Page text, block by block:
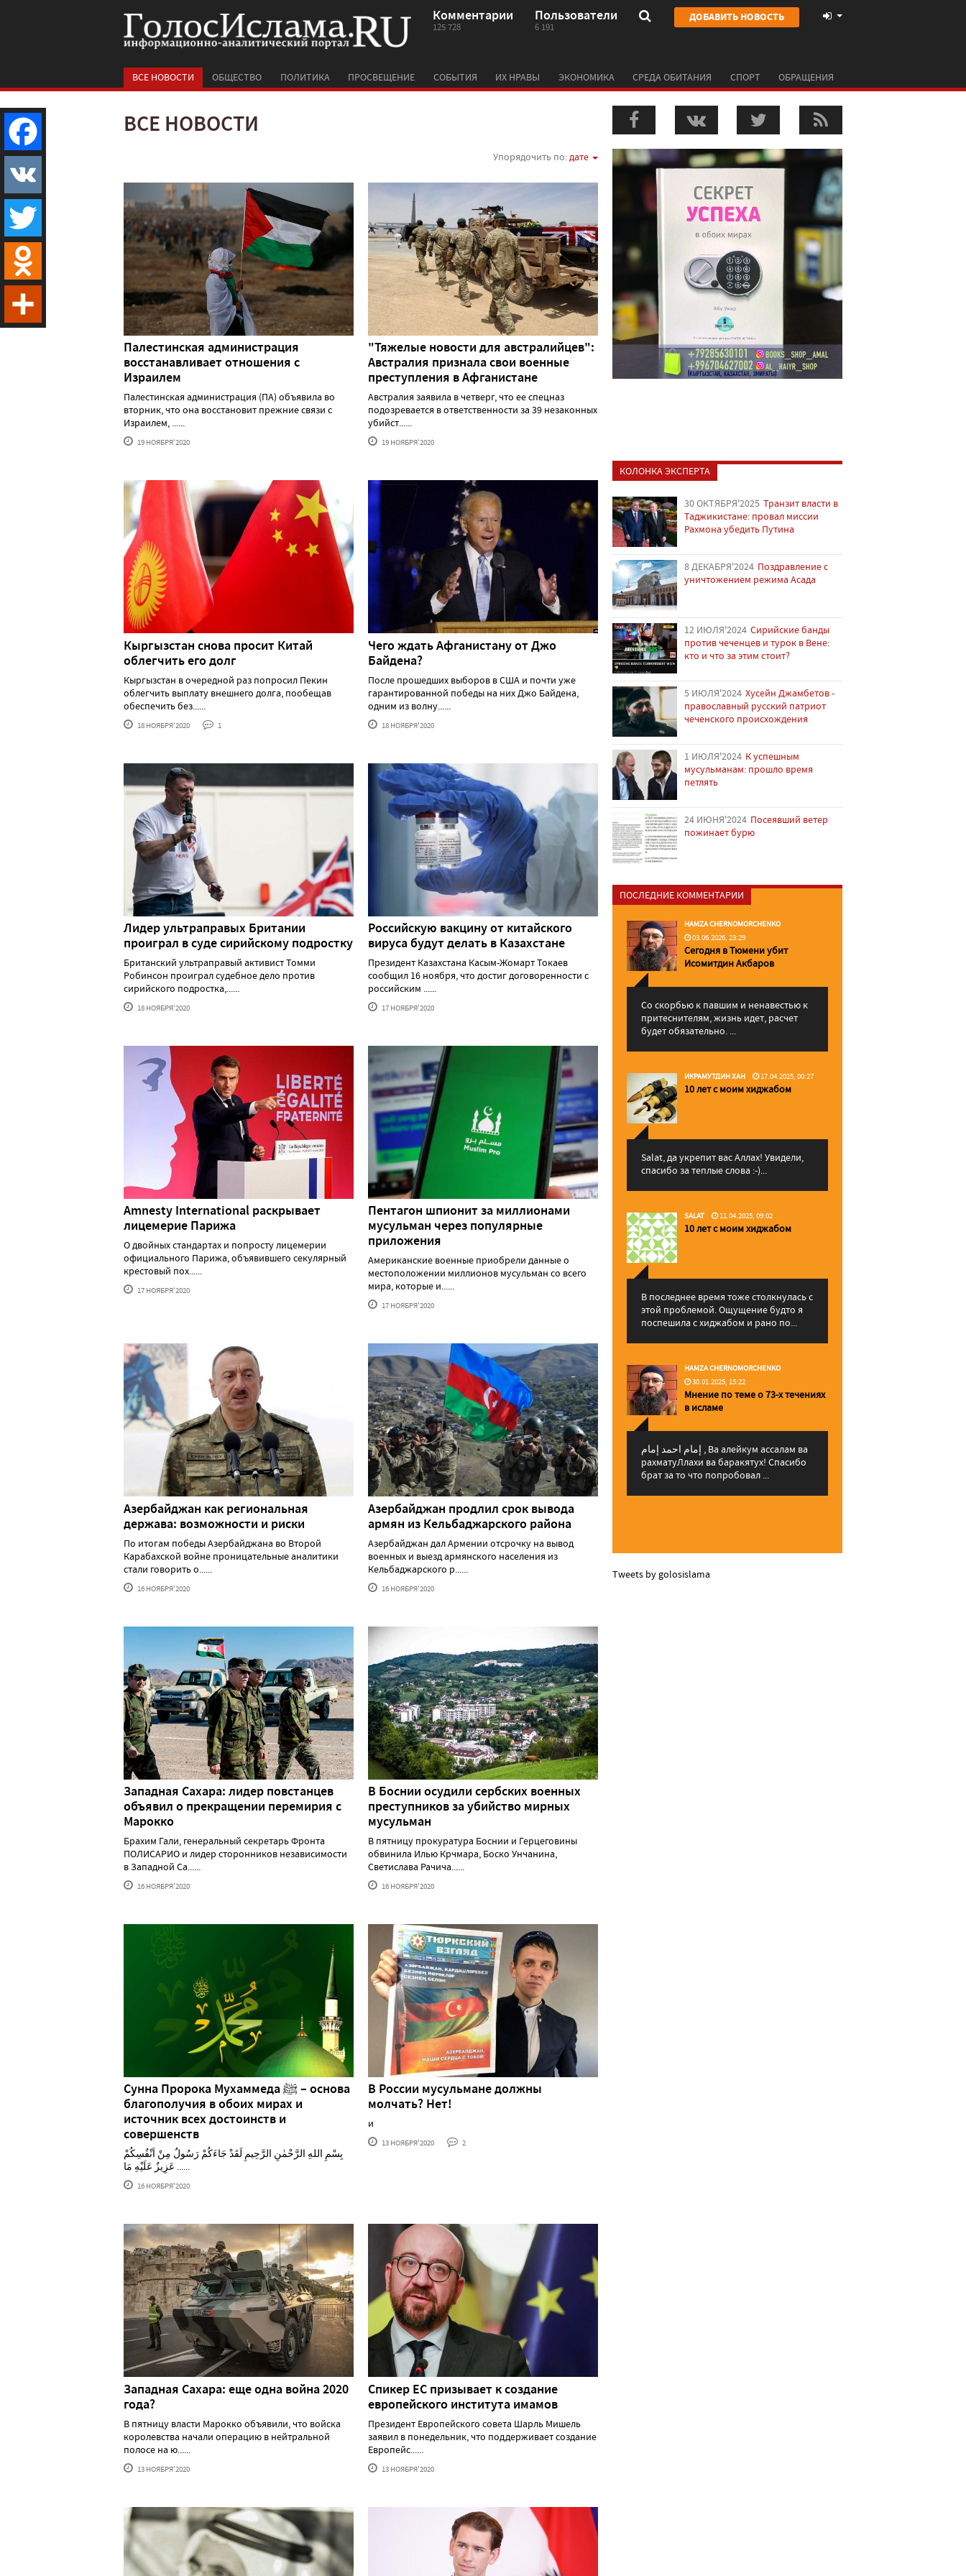
Комментарии
125 728
Пользователи
6 191
ДОБАВИТЬ НОВОСТЬ
ВСЕ НОВОСТИ ОБЩЕСТВО ПОЛИТИКА ПРОСВЕЩЕНИЕ СОБЫТИЯ ИХ НРАВЫ ЭКОНОМИКА СРЕДА ОБИТАНИЯ СПОРТ ОБРАЩЕНИЯ
ВСЕ НОВОСТИ
Упорядочить по:дате
Палестинская администрация
восстанавливает отношения с
Израилем
Палестинская администрация (ПА) объявила во
вторник, что она восстановит прежние связи с
Израилем, ......
19 НОЯБРЯ'2020
"Тяжелые новости для австралийцев":
Австралия признала свои военные
преступления в Афганистане
Австралия заявила в четверг, что ее спецназ
подозревается в ответственности за 39 незаконных
убийст......
19 НОЯБРЯ'2020
Кыргызстан снова просит Китай
облегчить его долг
Кыргызстан в очередной раз попросил Пекин
облегчить выплату внешнего долга, пообещав
обеспечить без......
18 НОЯБРЯ'2020 1
Чего ждать Афганистану от Джо
Байдена?
После прошедших выборов в США и почти уже
гарантированной победы на них Джо Байдена,
одним из волну......
18 НОЯБРЯ'2020
Лидер ультраправых Британии
проиграл в суде сирийскому подростку
Британский ультраправый активист Томми
Робинсон проиграл судебное дело против
сирийского подростка,......
18 НОЯБРЯ'2020
Российскую вакцину от китайского
вируса будут делать в Казахстане
Президент Казахстана Касым-Жомарт Токаев
сообщил 16 ноября, что достиг договоренности с
российским ......
17 НОЯБРЯ'2020
Amnesty International раскрывает
лицемерие Парижа
О двойных стандартах и попросту лицемерии
официального Парижа, объявившего секулярный
крестовый пох......
17 НОЯБРЯ'2020
Пентагон шпионит за миллионами
мусульман через популярные
приложения
Американские военные приобрели данные о
местоположении миллионов мусульман со всего
мира, которые и......
17 НОЯБРЯ'2020
Азербайджан как региональная
держава: возможности и риски
По итогам победы Азербайджана во Второй
Карабахской войне проницательные аналитики
стали говорить о......
16 НОЯБРЯ'2020
Азербайджан продлил срок вывода
армян из Кельбаджарского района
Азербайджан дал Армении отсрочку на вывод
военных и выезд армянского населения из
Кельбаджарского р......
16 НОЯБРЯ'2020
Западная Сахара: лидер повстанцев
объявил о прекращении перемирия с
Марокко
Брахим Гали, генеральный секретарь Фронта
ПОЛИСАРИО и лидер сторонников независимости
в Западной Са......
16 НОЯБРЯ'2020
В Боснии осудили сербских военных
преступников за убийство мирных
мусульман
В пятницу прокуратура Боснии и Герцеговины
обвинила Илью Крчмара, Боско Унчанина,
Светислава Рачича......
16 НОЯБРЯ'2020
Сунна Пророка Мухаммеда ﷺ – основа
благополучия в обоих мирах и
источник всех достоинств и
совершенств
بِسْمِ اللهِ الرَّحْمٰنِ الرَّحِيمِ لَقَدْ جَاءَكُمْ رَسُولٌ مِنْ اَنْفُسِكُمْ
عَزِيزٌ عَلَيْهِ مَا ......
16 НОЯБРЯ'2020
В России мусульмане должны
молчать? Нет!
и
13 НОЯБРЯ'2020 2
Западная Сахара: еще одна война 2020
года?
В пятницу власти Марокко объявили, что войска
королевства начали операцию в нейтральной
полосе на ю......
13 НОЯБРЯ'2020
Спикер ЕС призывает к создание
европейского института имамов
Президент Европейского совета Шарль Мишель
заявил в понедельник, что поддерживает создание
Европейс......
13 НОЯБРЯ'2020
КОЛОНКА ЭКСПЕРТА
30 ОКТЯБРЯ'2025 Транзит власти в
Таджикистане: провал миссии
Рахмона убедить Путина
8 ДЕКАБРЯ'2024 Поздравление с
уничтожением режима Асада
12 ИЮЛЯ'2024 Сирийские банды
против чеченцев и турок в Вене:
кто и что за этим стоит?
5 ИЮЛЯ'2024 Хусейн Джамбетов -
православный русский патриот
чеченского происхождения
1 ИЮЛЯ'2024 К успешным
мусульманам: прошло время
петлять
24 ИЮНЯ'2024 Посеявший ветер
пожинает бурю
ПОСЛЕДНИЕ КОММЕНТАРИИ
HAMZA CHERNOMORCHENKO
03.06.2026, 23:29
Сегодня в Тюмени убит
Исомитдин Акбаров
Со скорбью к павшим и ненавестью к
притеснителям, жизнь идет, расчет
будет обязательно. ...
ИКРАМУТДИН ХАН 17.04.2025, 00:27
10 лет с моим хиджабом
Salat, да укрепит вас Аллаx! Увидели,
спасибо за теплые слова :-)...
SALAT 11.04.2025, 09:02
10 лет с моим хиджабом
В последнее время тоже столкнулась с
этой проблемой. Ощущение будто я
поспешила с хиджабом и рано по...
HAMZA CHERNOMORCHENKO
30.01.2025, 15:22
Мнение по теме о 73-х течениях
в исламе
إمام احمد إمام , Ва алейкум ассалам ва
рахматуЛлахи ва баракятух! Спасибо
брат за то что попробовал ...
Tweets by golosislama
Facebook
VK
Twitter
Odnoklassniki